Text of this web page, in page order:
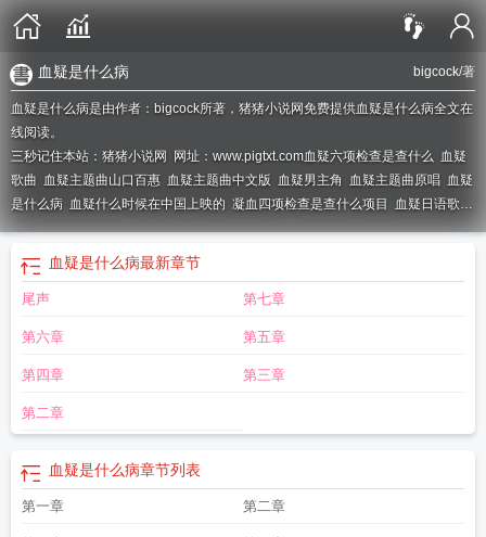
bigcock/著
血疑是什么病
血疑是什么病是由作者：bigcock所著，猪猪小说网免费提供血疑是什么病全文在
线阅读。
三秒记住本站：猪猪小说网 网址：www.pigtxt.com血疑六项检查是查什么 血疑
歌曲 血疑主题曲山口百惠 血疑主题曲中文版 血疑男主角 血疑主题曲原唱 血疑
是什么病 血疑什么时候在中国上映的 凝血四项检查是查什么项目 血疑日语歌
词血疑简谱完整版血疑四项检查是查什么项目血疑最后的结局是什么血疑的
主题曲 血疑剧照 血疑女主角 血疑是哪一年在中国播放的
国语版
扮演者是谁
血疑主演是谁血疑哪年在中国上映
么血疑电视剧演员表 血疑电影
1一29集在线第一集
血疑主题曲中文版歌词
主题歌歌曲原唱
名字
血疑主题曲血疑幸子妈妈是两个人演的吗
剧血疑山口百惠原唱血疑演员表血疑日本电视剧全集播放血疑主题曲日语版
歌词
血疑百度百科
血疑是什么病最新章节
尾声 第七章
第六章 第五章
第四章 第三章
第二章
血疑是什么病章节列表
第一章 第二章